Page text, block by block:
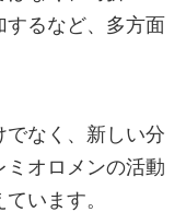
するなど、多方面
でなく、新しい分
オロメンの活動
います。